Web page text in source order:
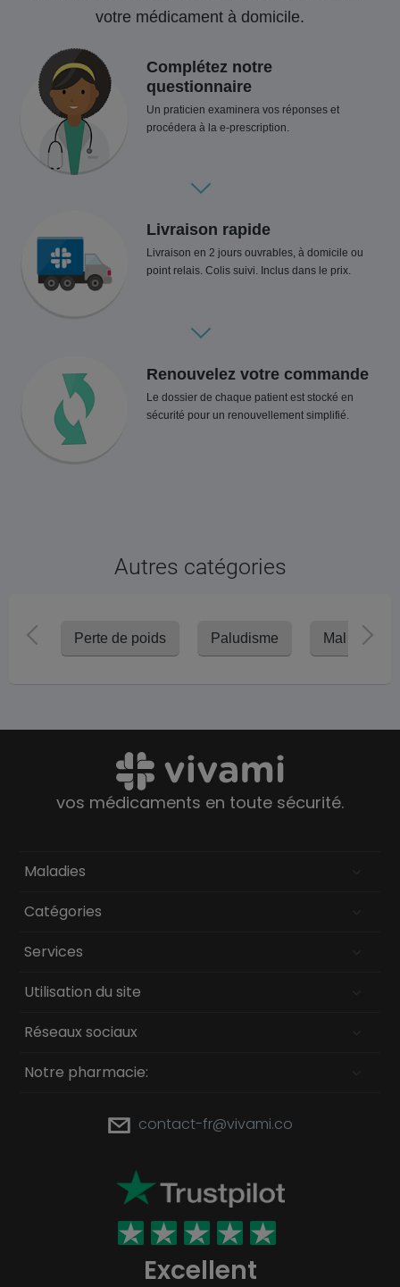
votre médicament à domicile.
Complétez notre
questionnaire
Un praticien examinera vos réponses et
procédera à la e-prescription.
Livraison rapide
Livraison en 2 jours ouvrables, à domicile ou
point relais. Colis suivi. Inclus dans le prix.
Renouvelez votre commande
Le dossier de chaque patient est stocké en
sécurité pour un renouvellement simplifié.
Autres catégories
Perte de poids Paludisme Mal
vos médicaments en toute sécurité.
Maladies
Catégories
Services
Utilisation du site
Réseaux sociaux
Notre pharmacie:
contact-fr@vivami.co
Excellent